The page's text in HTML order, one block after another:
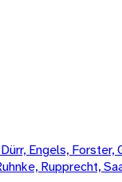
Engels, Forster,
Rupprecht,